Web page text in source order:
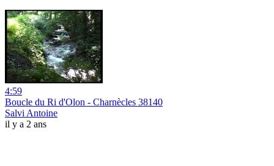
4:59
Boucle du Ri d'Olon - Charnècles 38140
Salvi Antoine
il y a 2 ans